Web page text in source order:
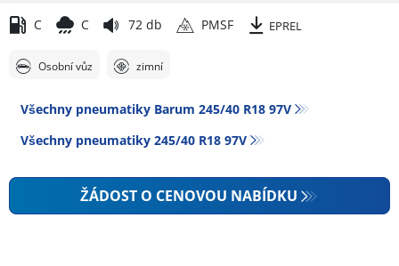
C C 72 db PMSF EPREL
Osobní vůz zimní
Všechny pneumatiky Barum 245/40 R18 97V
Všechny pneumatiky‎ 245/40 R18 97V
ŽÁDOST O CENOVOU NABÍDKU